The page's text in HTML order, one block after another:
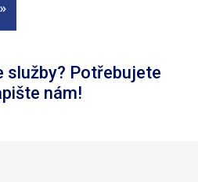
služby? Potřebujete
nám!